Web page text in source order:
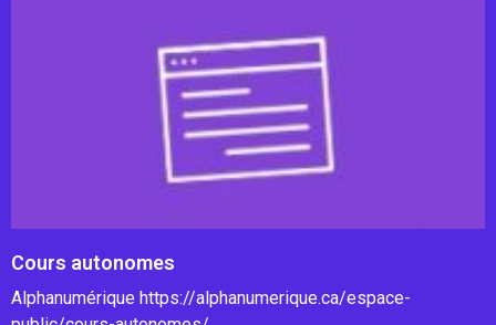
Cours autonomes
Alphanumérique https://alphanumerique.ca/espace-